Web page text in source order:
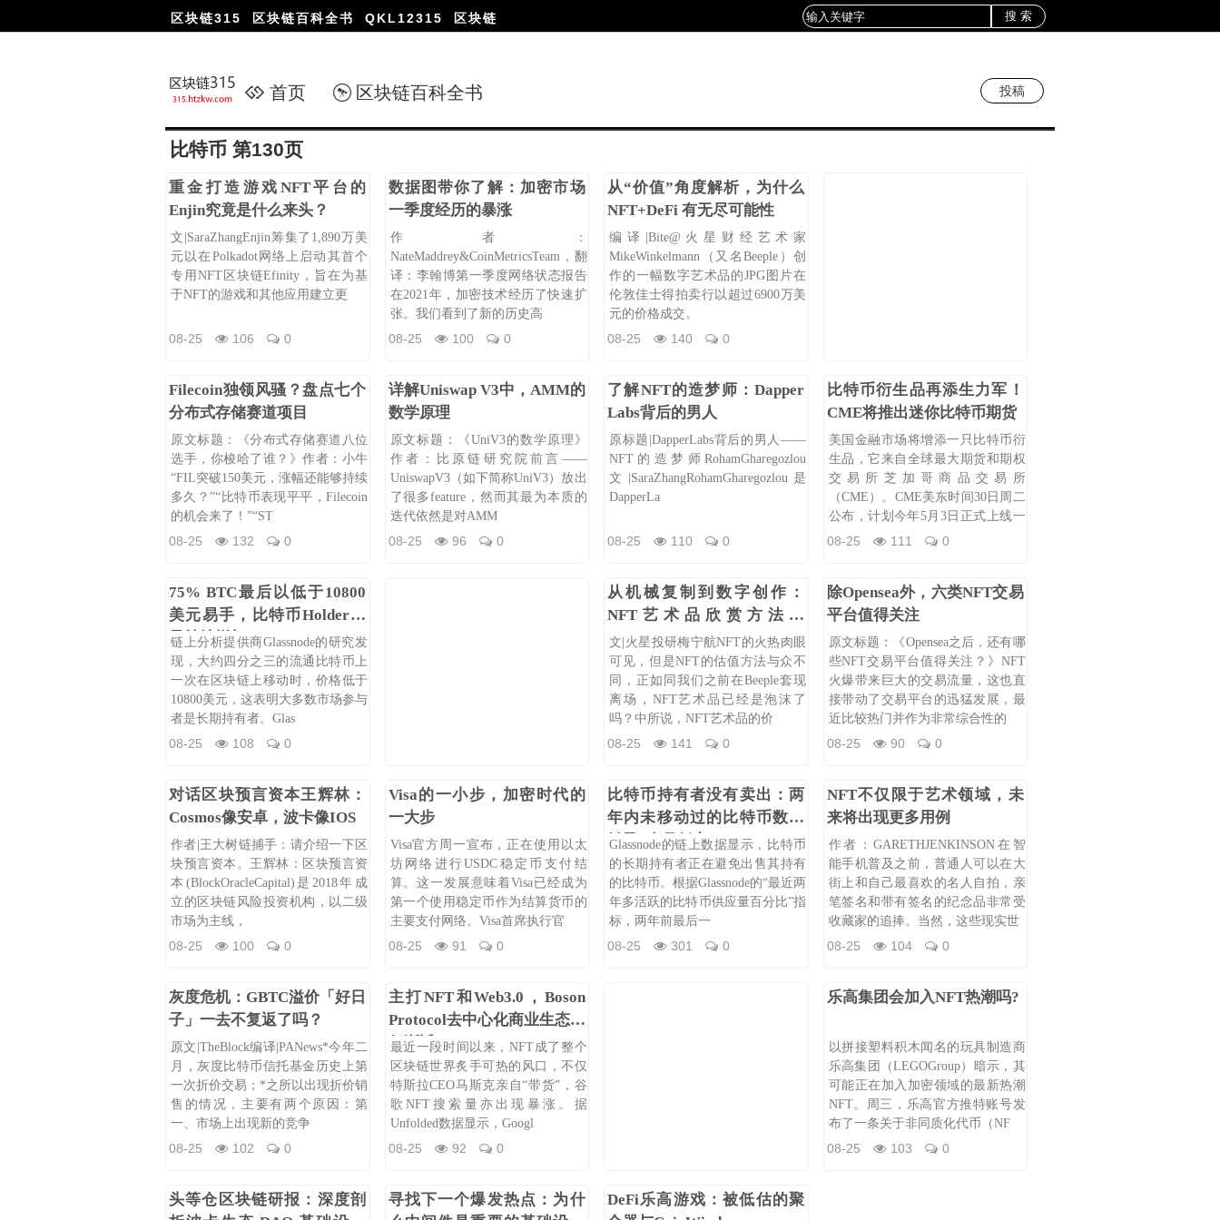
区块链315 区块链百科全书 QKL12315 区块链
首页 区块链百科全书 投稿
比特币 第130页
重金打造游戏NFT平台的
Enjin究竟是什么来头？
文|SaraZhangEnjin筹集了1,890万美
元以在Polkadot网络上启动其首个
专用NFT区块链Efinity，旨在为基
于NFT的游戏和其他应用建立更
08-25 106 0
数据图带你了解：加密市场
一季度经历的暴涨
作者：
NateMaddrey&CoinMetricsTeam，翻
译：李翰博第一季度网络状态报告
在2021年，加密技术经历了快速扩
张。我们看到了新的历史高
08-25 100 0
从“价值”角度解析，为什么
NFT+DeFi 有无尽可能性
编译|Bite@火星财经艺术家
MikeWinkelmann（又名Beeple）创
作的一幅数字艺术品的JPG图片在
伦敦佳士得拍卖行以超过6900万美
元的价格成交。
08-25 140 0
Filecoin独领风骚？盘点七个
分布式存储赛道项目
原文标题：《分布式存储赛道八位
选手，你梭哈了谁？》作者：小牛
“FIL突破150美元，涨幅还能够持续
多久？”“比特币表现平平，Filecoin
的机会来了！”“ST
08-25 132 0
详解Uniswap V3中，AMM的
数学原理
原文标题：《UniV3的数学原理》
作者：比原链研究院前言——
UniswapV3（如下简称UniV3）放出
了很多feature，然而其最为本质的
迭代依然是对AMM
08-25 96 0
了解NFT的造梦师：Dapper
Labs背后的男人
原标题|DapperLabs背后的男人——
NFT的造梦师RohamGharegozlou
文|SaraZhangRohamGharegozlou是
DapperLa
08-25 110 0
比特币衍生品再添生力军！
CME将推出迷你比特币期货
美国金融市场将增添一只比特币衍
生品，它来自全球最大期货和期权
交易所芝加哥商品交易所
（CME）。CME美东时间30日周二
公布，计划今年5月3日正式上线一
款名为迷你
08-25 111 0
75% BTC最后以低于10800
美元易手，比特币Holder数
量持续增加
链上分析提供商Glassnode的研究发
现，大约四分之三的流通比特币上
一次在区块链上移动时，价格低于
10800美元，这表明大多数市场参与
者是长期持有者。Glas
08-25 108 0
从机械复制到数字创作：
NFT艺术品欣赏方法论
（一）
文|火星投研梅宁航NFT的火热肉眼
可见，但是NFT的估值方法与众不
同，正如同我们之前在Beeple套现
离场，NFT艺术品已经是泡沫了
吗？中所说，NFT艺术品的价
08-25 141 0
除Opensea外，六类NFT交易
平台值得关注
原文标题：《Opensea之后，还有哪
些NFT交易平台值得关注？》NFT
火爆带来巨大的交易流量，这也直
接带动了交易平台的迅猛发展，最
近比较热门并作为非常综合性的
08-25 90 0
对话区块预言资本王辉林：
Cosmos像安卓，波卡像IOS
作者|王大树链捕手：请介绍一下区
块预言资本。王辉林：区块预言资
本(BlockOracleCapital)是2018年成
立的区块链风险投资机构，以二级
市场为主线，
08-25 100 0
Visa的一小步，加密时代的
一大步
Visa官方周一宣布，正在使用以太
坊网络进行USDC稳定币支付结
算。这一发展意味着Visa已经成为
第一个使用稳定币作为结算货币的
主要支付网络。Visa首席执行官
08-25 91 0
比特币持有者没有卖出：两
年内未移动过的比特币数量
触及3个月低点
Glassnode的链上数据显示，比特币
的长期持有者正在避免出售其持有
的比特币。根据Glassnode的“最近两
年多活跃的比特币供应量百分比”指
标，两年前最后一
08-25 301 0
NFT不仅限于艺术领域，未
来将出现更多用例
作者：GARETHJENKINSON在智
能手机普及之前，普通人可以在大
街上和自己最喜欢的名人自拍，亲
笔签名和带有签名的纪念品非常受
收藏家的追捧。当然，这些现实世
08-25 104 0
灰度危机：GBTC溢价「好日
子」一去不复返了吗？
原文|TheBlock编译|PANews*今年二
月，灰度比特币信托基金历史上第
一次折价交易；*之所以出现折价销
售的情况，主要有两个原因：第
一、市场上出现新的竞争
08-25 102 0
主打NFT和Web3.0，Boson
Protocol去中心化商业生态渐
行渐近
最近一段时间以来，NFT成了整个
区块链世界炙手可热的风口，不仅
特斯拉CEO马斯克亲自“带货”，谷
歌NFT搜索量亦出现暴涨。据
Unfolded数据显示，Googl
08-25 92 0
乐高集团会加入NFT热潮吗?
以拼接塑料积木闻名的玩具制造商
乐高集团（LEGOGroup）暗示，其
可能正在加入加密领域的最新热潮
NFT。周三，乐高官方推特账号发
布了一条关于非同质化代币（NF
08-25 103 0
头等仓区块链研报：深度剖
寻找下一个爆发热点：为什
DeFi乐高游戏：被低估的聚